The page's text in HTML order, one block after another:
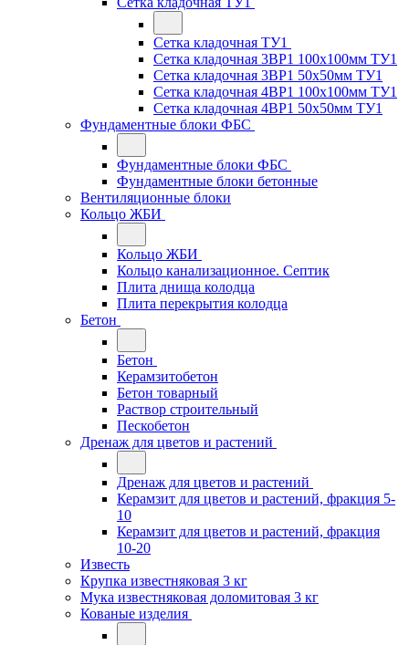
Сетка кладочная ТУ1
Сетка кладочная 3ВР1 100x100мм ТУ1
Сетка кладочная 3ВР1 50x50мм ТУ1
Сетка кладочная 4ВР1 100x100мм ТУ1
Сетка кладочная 4ВР1 50x50мм ТУ1
Фундаментные блоки ФБС
Фундаментные блоки ФБС
Фундаментные блоки бетонные
Вентиляционные блоки
Кольцо ЖБИ
Кольцо ЖБИ
Кольцо канализационное. Септик
Плита днища колодца
Плита перекрытия колодца
Бетон
Бетон
Керамзитобетон
Бетон товарный
Раствор строительный
Пескобетон
Дренаж для цветов и растений
Дренаж для цветов и растений
Керамзит для цветов и растений, фракция 5-
10
Керамзит для цветов и растений, фракция
10-20
Известь
Крупка известняковая 3 кг
Мука известняковая доломитовая 3 кг
Кованые изделия